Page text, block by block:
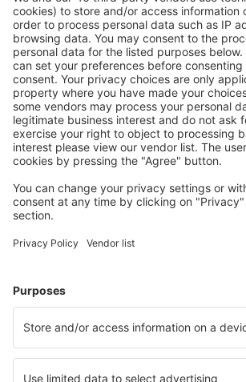
Mehr sparen
Attraktive Preise und
Benutzer.
Unterkünfte, die Sie mögen
Wählen Sie aus über 1,3 Millionen
Hütten, Apartments und andere.
Meist gesuchte Hotels von eSky-
Hotels in Frankreich - Beliebte Städte
Hotels in Cannes Hotels in Nizza
Hotels in Avoriaz Hotels in Villarembert